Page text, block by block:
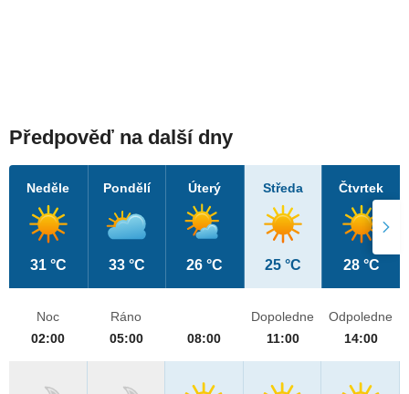
Předpověď na další dny
Neděle
31 °C
Pondělí
33 °C
Úterý
26 °C
Středa
25 °C
Čtvrtek
28 °C
Noc
02:00
Ráno
05:00
08:00
Dopoledne
11:00
Odpoledne
14:00